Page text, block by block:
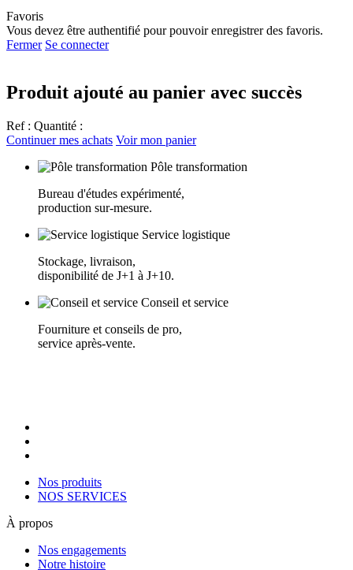
Favoris
Vous devez être authentifié pour pouvoir enregistrer des favoris.
Fermer Se connecter
Produit ajouté au panier avec succès
Ref : Quantité :
Continuer mes achats Voir mon panier
Pôle transformation
Bureau d'études expérimenté,
production sur-mesure.
Service logistique
Stockage, livraison,
disponibilité de J+1 à J+10.
Conseil et service
Fourniture et conseils de pro,
service après-vente.
Nos produits
NOS SERVICES
À propos
Nos engagements
Notre histoire